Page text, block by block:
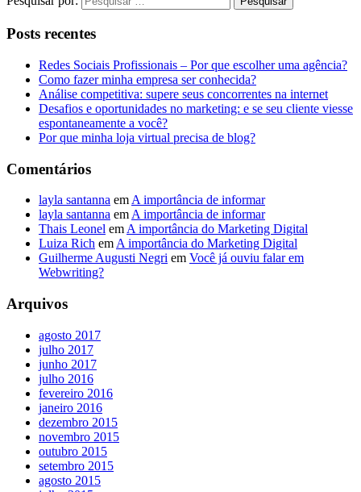
Posts recentes
Redes Sociais Profissionais – Por que escolher uma agência?
Como fazer minha empresa ser conhecida?
Análise competitiva: supere seus concorrentes na internet
Desafios e oportunidades no marketing: e se seu cliente viesse
espontaneamente a você?
Por que minha loja virtual precisa de blog?
Comentários
layla santanna em A importância de informar
layla santanna em A importância de informar
Thais Leonel em A importância do Marketing Digital
Luiza Rich em A importância do Marketing Digital
Guilherme Augusti Negri em Você já ouviu falar em
Webwriting?
Arquivos
agosto 2017
julho 2017
junho 2017
julho 2016
fevereiro 2016
janeiro 2016
dezembro 2015
novembro 2015
outubro 2015
setembro 2015
agosto 2015